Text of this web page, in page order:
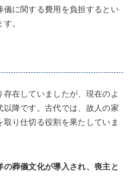
儀に関する費用を負担するとい
。
在していましたが、現在のよ
以降です。古代では、故人の家
り仕切る役割を果たしていま
の葬儀文化が導入され、喪主と